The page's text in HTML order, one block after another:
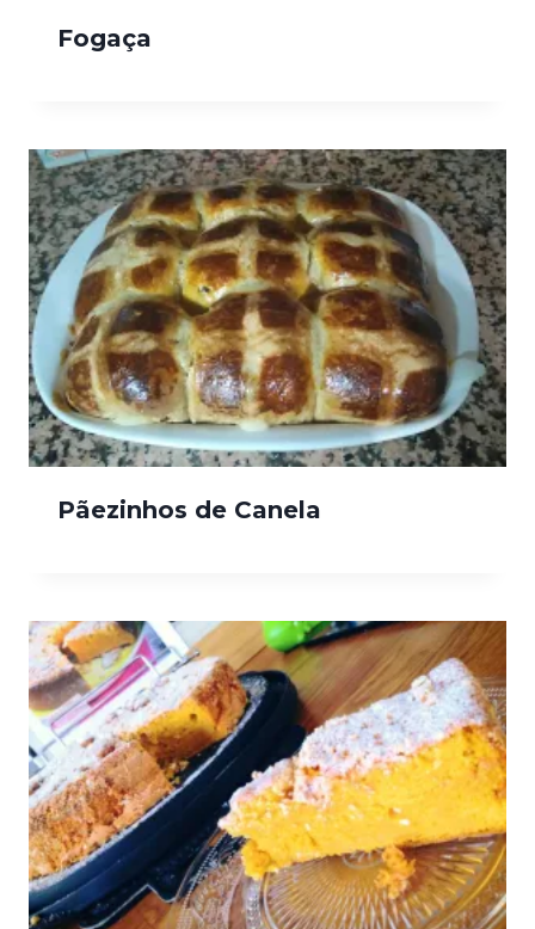
Fogaça
Pãezinhos de Canela